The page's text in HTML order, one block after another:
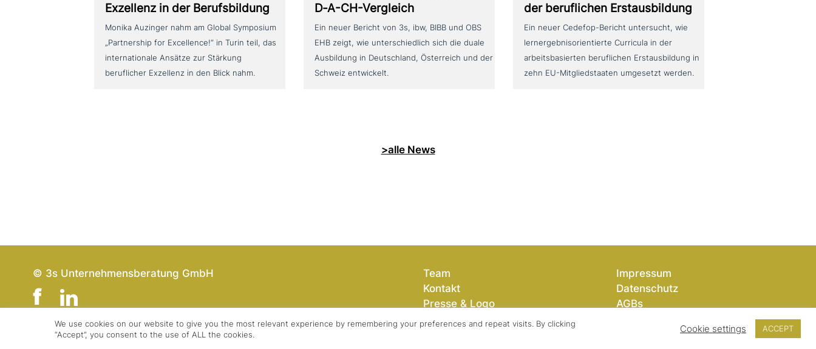
Exzellenz in der Berufsbildung
Monika Auzinger nahm am Global Symposium
„Partnership for Excellence!“ in Turin teil, das
internationale Ansätze zur Stärkung
beruflicher Exzellenz in den Blick nahm.
D‑A-CH-Vergleich
Ein neuer Bericht von 3s, ibw, BIBB und OBS
EHB zeigt, wie unterschiedlich sich die duale
Ausbildung in Deutschland, Österreich und der
Schweiz entwickelt.
der beruf­li­chen Erstausbildung
Ein neuer Cedefop-Bericht untersucht, wie
lernergebnisorientierte Curricula in der
arbeitsbasierten beruflichen Erstausbildung in
zehn EU-Mitgliedstaaten umgesetzt werden.
>alle News
© 3s Unternehmensberatung GmbH
Team
Kontakt
Presse & Logo
Impressum
Datenschutz
AGBs
We use cookies on our website to give you the most relevant experience by remembering your preferences and repeat visits. By clicking
“Accept”, you consent to the use of ALL the cookies.
Cookie settings ACCEPT